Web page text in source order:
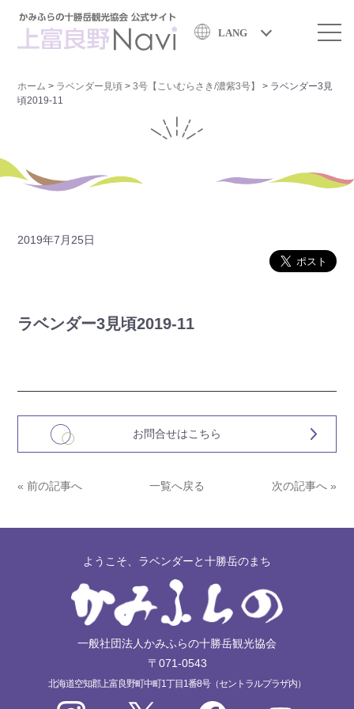
LANG
ホーム > ラベンダー見頃 >3号【こいむらさき/濃紫3号】 > ラベンダー3見
頃2019-11
2019年7月25日
ラベンダー3見頃2019-11
お問合せはこちら
« 前の記事へ 一覧へ戻る 次の記事へ »
ようこそ、ラベンダーと十勝岳のまち
一般社団法人かみふらの十勝岳観光協会
〒071-0543
北海道空知郡上富良野町中町1丁目1番8号（セントラルプラザ内）